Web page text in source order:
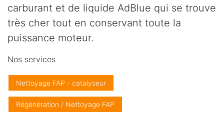
carburant et de liquide AdBlue qui se trouve
très cher tout en conservant toute la
puissance moteur.
Nos services
Nettoyage FAP - catalyseur
Régénération / Nettoyage FAP